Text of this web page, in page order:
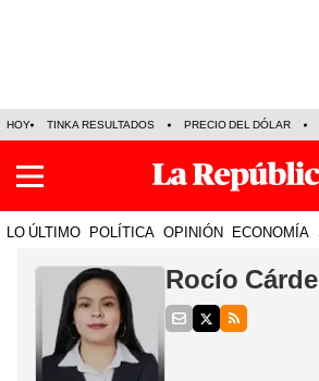
HOY TINKA RESULTADOS PRECIO DEL DÓLAR
LO ÚLTIMO POLÍTICA OPINIÓN ECONOMÍA
Rocío